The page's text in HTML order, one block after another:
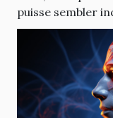
puisse sembler